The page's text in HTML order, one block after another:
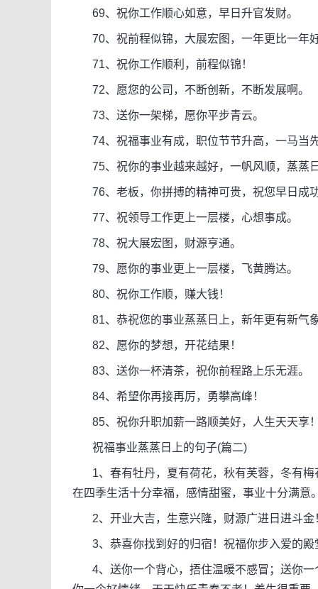
69、祝你工作顺心如意，早日升官发财。
70、祝前程似锦，大展宏图，一年更比一年好
71、祝你工作顺利，前程似锦！
72、愿您的公司，不断创新，不断发展啊。
73、送你一架梯，愿你平步青云。
74、祝福事业有成，职位节节升高，一马当先
75、祝你的事业越来越好，一帆风顺，蒸蒸日
76、老板，你拼搏的精神可贵，祝您早日成功
77、祝领导工作更上一层楼，心想事成。
78、祝大展宏图，财源亨通。
79、愿你的事业更上一层楼，飞黄腾达。
80、祝你工作顺，赚大钱！
81、恭祝您的事业蒸蒸日上，新年更有新气象
82、愿你的梦想，开花结果！
83、送你一杯清茶，祝你前程路上乐无涯。
84、希望你再接再厉，勇攀高峰！
85、祝你升职加薪一路顺美好，人生天天享！
祝福事业蒸蒸日上的句子(篇二)
1、春有牡丹，夏有荷花，秋有芙蓉，冬有梅
在四季生活十分幸福，感情甜蜜，事业十分满意。
2、开业大吉，生意兴隆，财源广进日进斗金
3、恭喜你找到好的归宿！祝福你步入爱的殿
4、送你一个背心，捂住温暖不感冒；送你一